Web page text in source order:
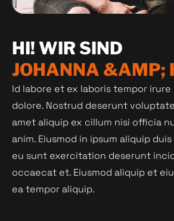
HI! WIR SIND
JOHANNA &AMP;
Id labore et ex laboris tempor
dolore. Nostrud deserunt
amet aliquip ex cillum nisi officia
anim. Eiusmod in ipsum aliquip
eu sunt exercitation deserunt
occaecat et. Eiusmod aliquip et
ea tempor aliquip.